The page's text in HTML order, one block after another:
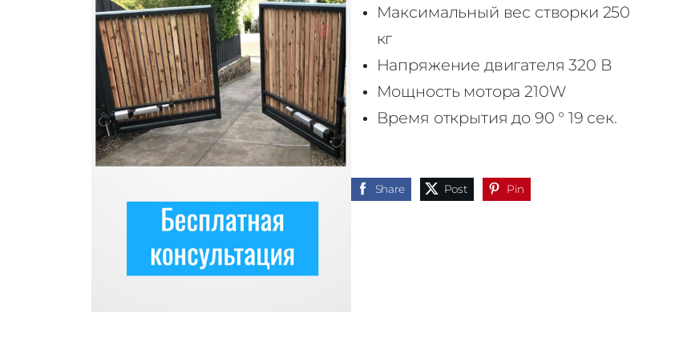
Previous Next
Максимальный вес створки 250
кг
Напряжение двигателя 320 В
Мощность мотора 210W
Время открытия до 90 ° 19 сек.
Share Post Pin